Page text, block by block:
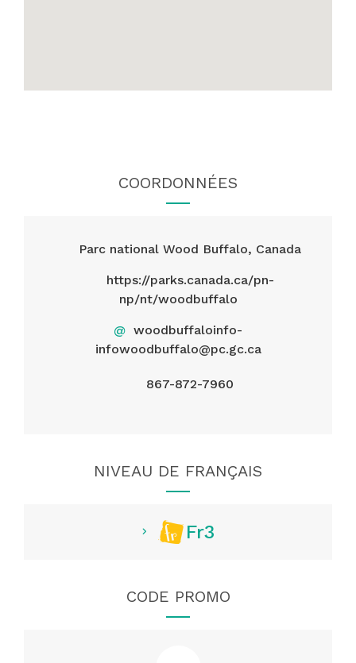
COORDONNÉES
Parc national Wood Buffalo, Canada
https://parks.canada.ca/pn-
np/nt/woodbuffalo
@ woodbuffaloinfo-
infowoodbuffalo@pc.gc.ca
867-872-7960
NIVEAU DE FRANÇAIS
Fr3
CODE PROMO